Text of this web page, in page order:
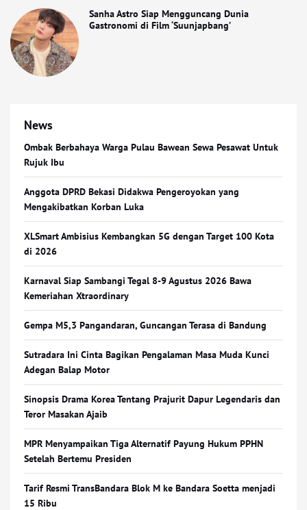
Sanha Astro Siap Mengguncang Dunia
Gastronomi di Film ‘Suunjapbang’
News
Ombak Berbahaya Warga Pulau Bawean Sewa Pesawat Untuk
Rujuk Ibu
Anggota DPRD Bekasi Didakwa Pengeroyokan yang
Mengakibatkan Korban Luka
XLSmart Ambisius Kembangkan 5G dengan Target 100 Kota
di 2026
Karnaval Siap Sambangi Tegal 8-9 Agustus 2026 Bawa
Kemeriahan Xtraordinary
Gempa M5,3 Pangandaran, Guncangan Terasa di Bandung
Sutradara Ini Cinta Bagikan Pengalaman Masa Muda Kunci
Adegan Balap Motor
Sinopsis Drama Korea Tentang Prajurit Dapur Legendaris dan
Teror Masakan Ajaib
MPR Menyampaikan Tiga Alternatif Payung Hukum PPHN
Setelah Bertemu Presiden
Tarif Resmi TransBandara Blok M ke Bandara Soetta menjadi
15 Ribu